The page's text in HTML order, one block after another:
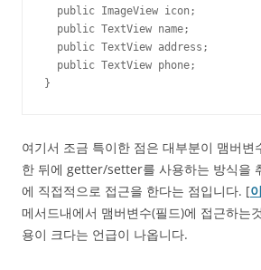
  public ImageView icon;
  public TextView name;
  public TextView address;
  public TextView phone;
}
여기서 조금 특이한 점은 대부분이 맴버
한 뒤에 getter/setter를 사용하는 방식을
에 직접적으로 접근을 한다는 점입니다. [
메서드내에서 맴버변수(필드)에 접근하는
용이 크다는 언급이 나옵니다.